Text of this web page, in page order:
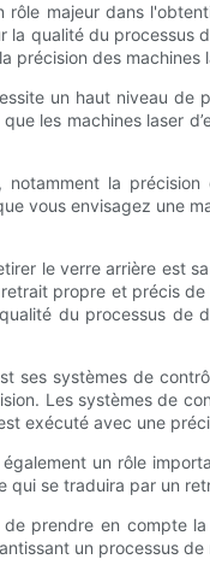
majeur dans
qualité du processus
précision des
un haut niveau de
les machines laser
la
vous envisagez une
le verre arrière est
propre et précis
du processus de
ses systèmes de
Les systèmes de
exécuté avec une
un rôle
se traduira par un
de prendre en compte
un processus